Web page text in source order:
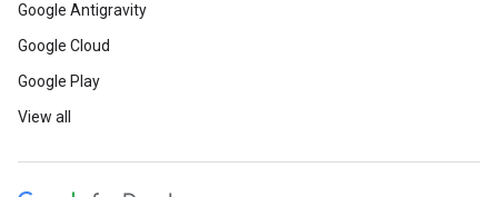
Google Antigravity
Google Cloud
Google Play
View all